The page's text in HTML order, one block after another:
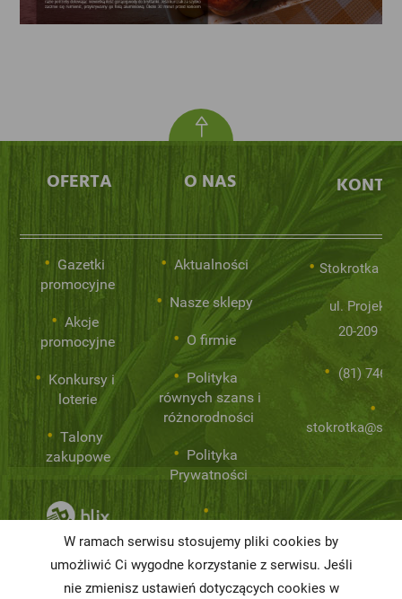
OFERTA
Gazetki
promocyjne
Akcje
promocyjne
Konkursy i
loterie
Talony
zakupowe
O NAS
Aktualności
Nasze sklepy
O firmie
Polityka
równych szans i
różnorodności
Polityka
Prywatności
żywności
Informacja o
Stokrotka
ul.
20-209
(81) 746
W ramach serwisu stosujemy pliki cookies by
umożliwić Ci wygodne korzystanie z serwisu. Jeśli
nie zmienisz ustawień dotyczących cookies w